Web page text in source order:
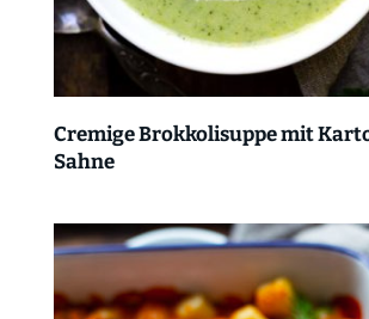
Cremige Brokkolisuppe mit
Sahne